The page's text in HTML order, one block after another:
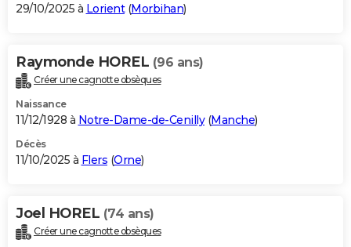
29/10/2025 à Lorient(Morbihan)
Raymonde HOREL (96 ans)
Créer une cagnotte obsèques
Naissance
11/12/1928 à Notre-Dame-de-Cenilly(Manche)
Décès
11/10/2025 à Flers (Orne)
Joel HOREL (74 ans)
Créer une cagnotte obsèques